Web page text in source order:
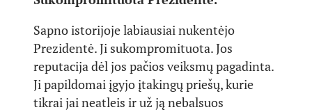
Sapno istorijoje labiausiai nukentėjo
Prezidentė. Ji sukompromituota. Jos
reputacija dėl jos pačios veiksmų pagadinta.
Ji papildomai įgyjo įtakingų priešų, kurie
tikrai jai neatleis ir už ją nebalsuos